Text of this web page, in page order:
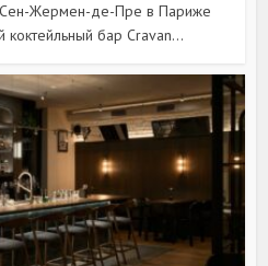
Сен-Жермен-де-Пре в Париже
бар Cravan...